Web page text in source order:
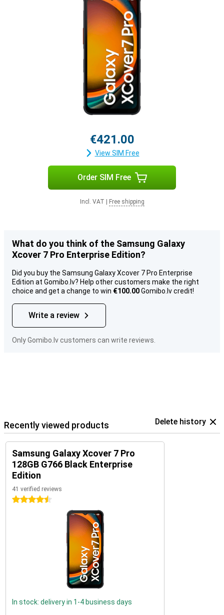
€421.00
View SIM Free
Order SIM Free
Incl. VAT Free shipping
What do you think of the Samsung Galaxy
Xcover 7 Pro Enterprise Edition?
Did you buy the Samsung Galaxy Xcover 7 Pro Enterprise
Edition at Gomibo.lv? Help other customers make the right
choice and get a change to win €100.00Gomibo.lv credit!
Write a review
Only Gomibo.lv customers can write reviews.
Recently viewed products Delete history
Samsung Galaxy Xcover 7 Pro
128GB G766 Black Enterprise
Edition
41 verified reviews
4.5 stars
In stock: delivery in 1-4 business days